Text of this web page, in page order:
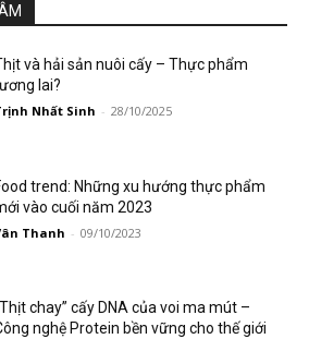
và hải sản nuôi cấy – Thực phẩm
lai?
Nhất Sinh - 28/10/2025
trend: Những xu hướng thực phẩm
vào cuối năm 2023
Thanh - 09/10/2023
chay” cấy DNA của voi ma mút –
nghệ Protein bền vững cho thế giới